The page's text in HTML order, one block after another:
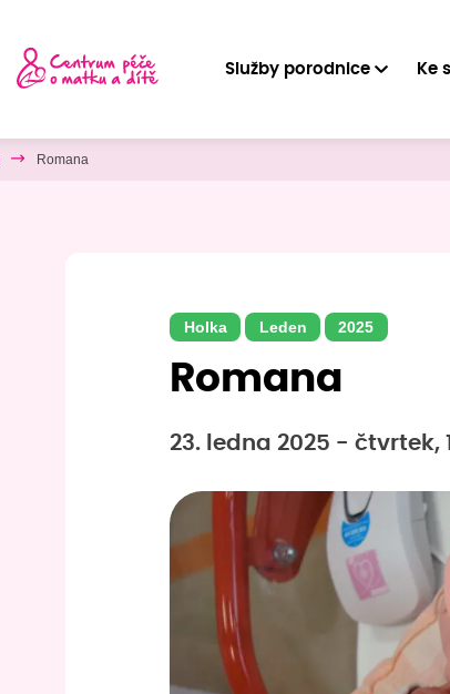
Služby porodnice Ke
Romana
Holka Leden 2025
Romana
23. ledna 2025 - čtvrtek,